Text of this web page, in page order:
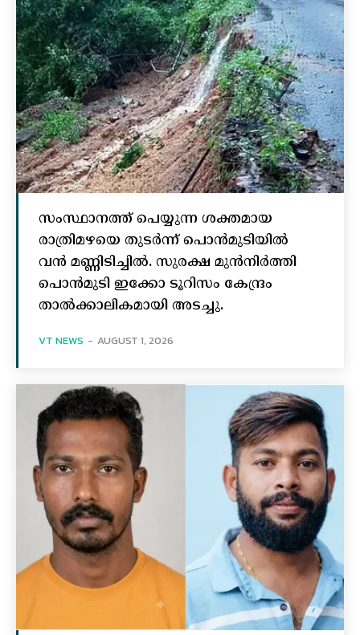
സംസ്ഥാനത്ത് പെയ്യുന്ന ശക്തമായ
രാത്രിമഴയെ തുടർന്ന് പൊൻമുടിയില്‍
വൻ മണ്ണിടിച്ചില്‍. സുരക്ഷ മുൻനിർത്തി
പൊൻമുടി ഇക്കോ ടൂറിസം കേന്ദ്രം
താല്‍ക്കാലികമായി അടച്ചു.
VT NEWS - AUGUST 1, 2026